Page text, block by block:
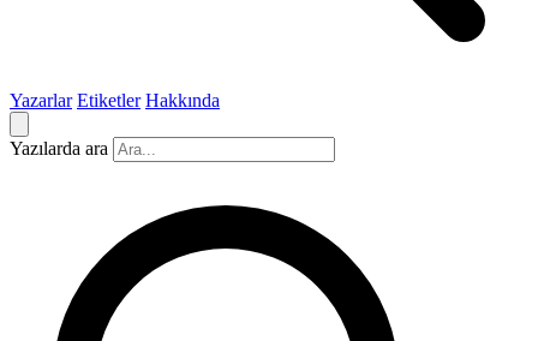
Yazarlar Etiketler Hakkında
Yazılarda ara